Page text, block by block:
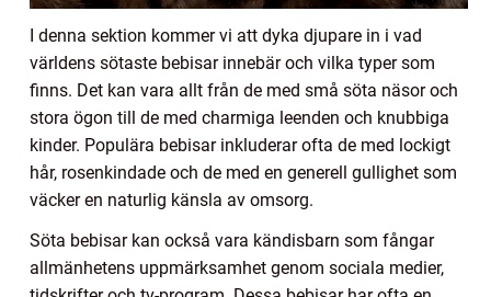
I denna sektion kommer vi att dyka djupare in i vad
världens sötaste bebisar innebär och vilka typer som
finns. Det kan vara allt från de med små söta näsor och
stora ögon till de med charmiga leenden och knubbiga
kinder. Populära bebisar inkluderar ofta de med lockigt
hår, rosenkindade och de med en generell gullighet som
väcker en naturlig känsla av omsorg.
Söta bebisar kan också vara kändisbarn som fångar
allmänhetens uppmärksamhet genom sociala medier,